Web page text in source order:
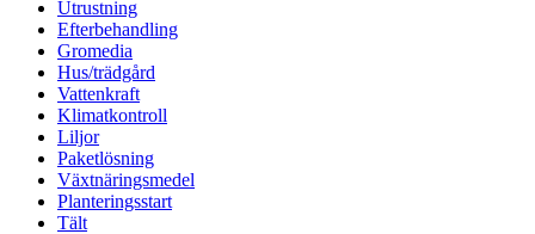
Utrustning
Efterbehandling
Gromedia
Hus/trädgård
Vattenkraft
Klimatkontroll
Liljor
Paketlösning
Växtnäringsmedel
Planteringsstart
Tält